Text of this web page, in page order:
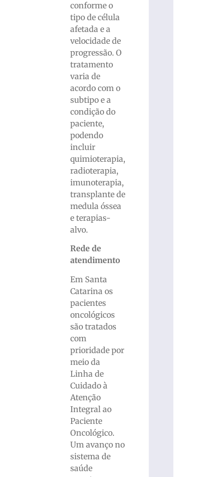
conforme o
tipo de célula
afetada e a
velocidade de
progressão. O
tratamento
varia de
acordo com o
subtipo e a
condição do
paciente,
podendo
incluir
quimioterapia,
radioterapia,
imunoterapia,
transplante de
medula óssea
e terapias-
alvo.
Rede de
atendimento
Em Santa
Catarina os
pacientes
oncológicos
são tratados
com
prioridade por
meio da
Linha de
Cuidado à
Atenção
Integral ao
Paciente
Oncológico.
Um avanço no
sistema de
saúde